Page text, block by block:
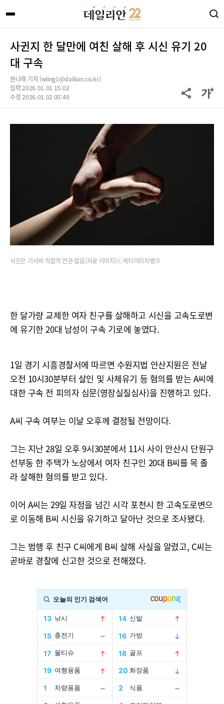
사귄지 한 달만에 여친 살해 후 시신 유기 20
대 구속
원나래 기자 (wiing1@dailian.co.kr)
입력 2026.01.01 15:02
수정 2026.01.02 00:49
사진은 기사와 직접적 연관 없음(자료 이미지)ⓒ게티이미지뱅크
한 달가량 교제한 여자 친구를 살해하고 시신을 고속도로변
에 유기한 20대 남성이 구속 기로에 놓였다.
1일 경기 시흥경찰서에 따르면 수원지법 안산지원은 전날
오전 10시30분부터 살인 및 사체유기 등 혐의를 받는 A씨에
대한 구속 전 피의자 심문(영장실질심사)을 진행하고 있다.
A씨 구속 여부는 이날 오후께 결정될 전망이다.
그는 지난 28일 오후 9시30분에서 11시 사이 안산시 단원구
선부동 한 주택가 노상에서 여자 친구인 20대 B씨를 목 졸
라 살해한 혐의를 받고 있다.
이어 A씨는 29일 자정을 넘긴 시각 포천시 한 고속도로변으
로 이동해 B씨 시신을 유기하고 달아난 것으로 조사됐다.
그는 범행 후 친구 C씨에게 B씨 살해 사실을 알렸고, C씨는
곧바로 경찰에 신고한 것으로 전해졌다.